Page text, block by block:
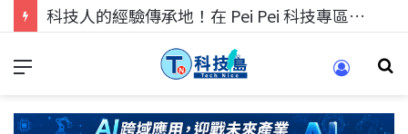
科技人找工作，就到TECH+ 科技專區!